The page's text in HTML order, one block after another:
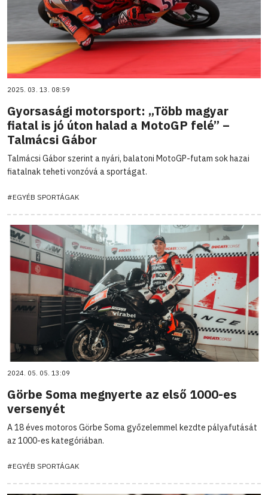
2025. 03. 13. 08:59
Gyorsasági motorsport: „Több magyar
fiatal is jó úton halad a MotoGP felé” –
Talmácsi Gábor
Talmácsi Gábor szerint a nyári, balatoni MotoGP-futam sok hazai
fiatalnak teheti vonzóvá a sportágat.
#EGYÉB SPORTÁGAK
2024. 05. 05. 13:09
Görbe Soma megnyerte az első 1000-es
versenyét
A 18 éves motoros Görbe Soma győzelemmel kezdte pályafutását
az 1000-es kategóriában.
#EGYÉB SPORTÁGAK